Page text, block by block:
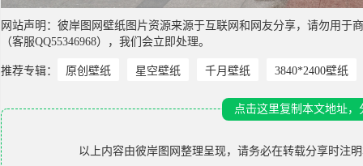
网站声明：彼岸图网壁纸图片资源来源于互联网和网友分享，请勿用
（客服QQ55346968），我们会立即处理。
推荐专辑： 原创壁纸 星空壁纸 千月壁纸 3840*2400壁纸
点击这里复制本文地址
以上内容由彼岸图网 整理呈现，请务必在转载分享时注